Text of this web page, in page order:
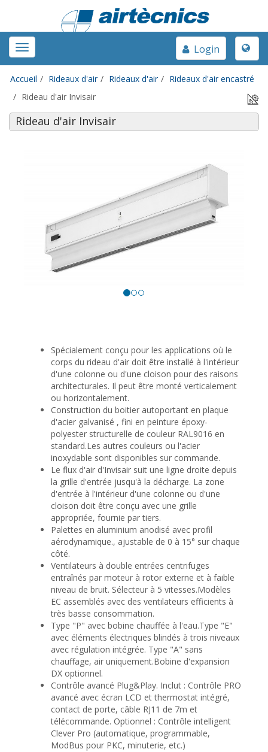
Toggle
navigation
Toggle
Login
Accueil Rideaux d'air Rideaux d'air
Rideaux d'air encastré
Rideau d'air Invisair
Rideau d'air Invisair
Spécialement conçu pour les applications où le
corps du rideau d'air doit être installé à l'intérieur
d'une colonne ou d'une cloison pour des raisons
architecturales. Il peut être monté verticalement
ou horizontalement.
Construction du boitier autoportant en plaque
d'acier galvanisé , fini en peinture époxy-
polyester structurelle de couleur RAL9016 en
standard.Les autres couleurs ou l'acier
inoxydable sont disponibles sur commande.
Le flux d'air d'Invisair suit une ligne droite depuis
la grille d'entrée jusqu'à la décharge. La zone
d'entrée à l'intérieur d'une colonne ou d'une
cloison doit être conçu avec une grille
appropriée, fournie par tiers.
Palettes en aluminium anodisé avec profil
aérodynamique., ajustable de 0 à 15° sur chaque
côté.
Ventilateurs à double entrées centrifuges
entraînés par moteur à rotor externe et à faible
niveau de bruit. Sélecteur à 5 vitesses.Modèles
EC assemblés avec des ventilateurs efficients à
très basse consommation.
Type "P" avec bobine chauffée à l'eau.Type "E"
avec éléments électriques blindés à trois niveaux
avec régulation intégrée. Type "A" sans
chauffage, air uniquement.Bobine d'expansion
DX optionnel.
Contrôle avancé Plug&Play. Inclut : Contrôle PRO
avancé avec écran LCD et thermostat intégré,
contact de porte, câble RJ11 de 7m et
télécommande. Optionnel : Contrôle intelligent
Clever Pro (automatique, programmable,
ModBus pour PKC, minuterie, etc.)